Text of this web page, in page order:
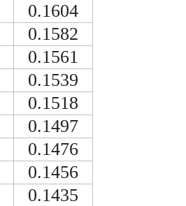
0.1604
0.1582
0.1561
0.1539
0.1518
0.1497
0.1476
0.1456
0.1435